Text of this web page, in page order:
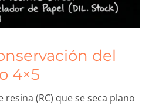
del
4×5
(RC) que se seca plano